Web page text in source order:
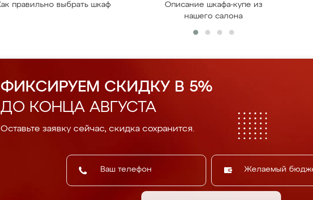
правильно выбрать шкаф
Описание шкафа-купе из
нашего салона
ФИКСИРУЕМ СКИДКУ В 5%
ДО КОНЦА АВГУСТА
Оставьте заявку сейчас, скидка сохранится.
Желаемый